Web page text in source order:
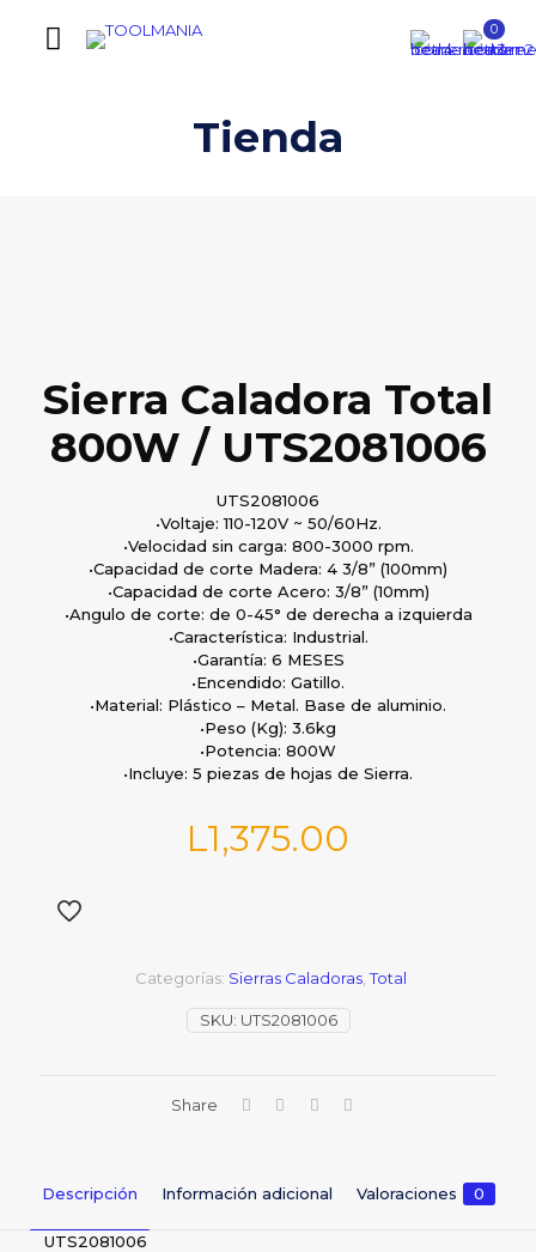
0
Tienda
Sierra Caladora Total
800W / UTS2081006
UTS2081006
•Voltaje: 110-120V ~ 50/60Hz.
•Velocidad sin carga: 800-3000 rpm.
•Capacidad de corte Madera: 4 3/8” (100mm)
•Capacidad de corte Acero: 3/8” (10mm)
•Angulo de corte: de 0-45° de derecha a izquierda
•Característica: Industrial.
•Garantía: 6 MESES
•Encendido: Gatillo.
•Material: Plástico – Metal. Base de aluminio.
•Peso (Kg): 3.6kg
•Potencia: 800W
•Incluye: 5 piezas de hojas de Sierra.
L1,375.00
SKU: UTS2081006
Categorías: Sierras Caladoras ,Total
Share
Descripción Información adicional Valoraciones 0
UTS2081006